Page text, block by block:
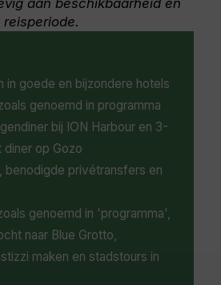
met rood zand langs
van de Middellandse
en architectuurliefhebbers
tempels in Xaghra niet
uit 3600 v.Chr. en worden
van de oudste vrijstaande
aan beschikbaarheid en
reisperiode.
in goede en bijzondere hotels
genoemd in programma
bij ION Harbour en 3-
diner op Gozo
benodigde privétransfers en
genoemd in 'programma',
naar Blue Grotto,
maken en stadstours in